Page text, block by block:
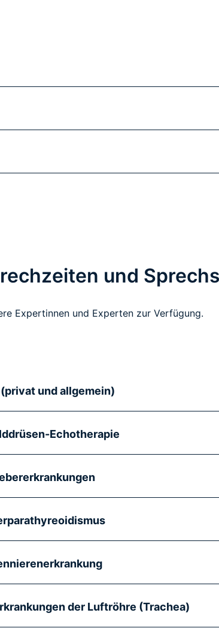
und
Expertinnen und Experten zur Verfügung.
und allgemein)
Echotherapie
der Luftröhre (Trachea)